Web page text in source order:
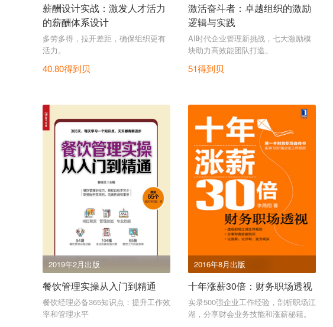
薪酬设计实战：激发人才活力
的薪酬体系设计
多劳多得，拉开差距，确保组织更有
活力。
40.80得到贝
激活奋斗者：卓越组织的激励
逻辑与实践
AI时代企业管理新挑战，七大激励模
块助力高效能团队打造。
51得到贝
2019年2月出版
餐饮管理实操从入门到精通
餐饮经理必备365知识点：提升工作效
率和管理水平
2016年8月出版
十年涨薪30倍：财务职场透视
实录500强企业工作经验，剖析职场江
湖，分享财会业务技能和涨薪秘籍。